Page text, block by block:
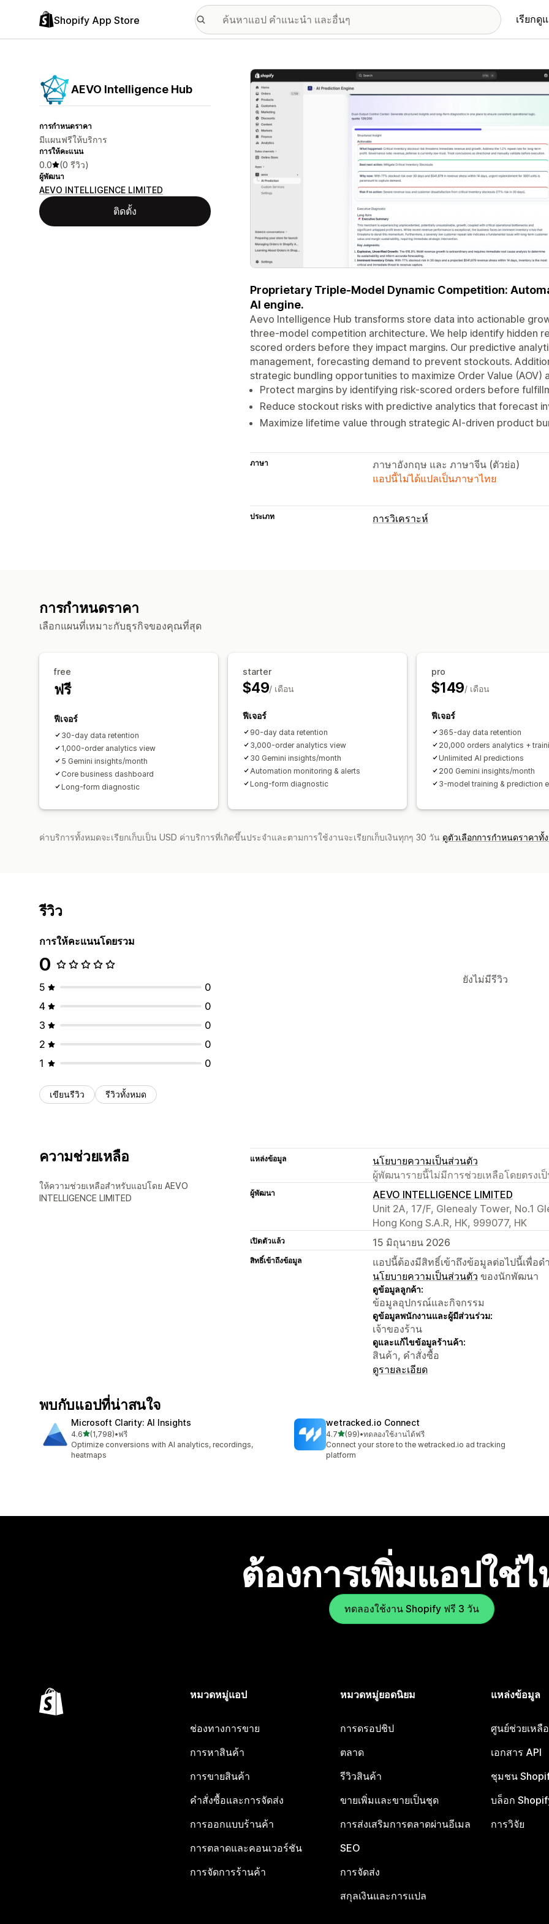
Shopify App Store เรียกดู
AEVO Intelligence Hub
การกำหนดราคา
มีแผนฟรีให้บริการ
การให้คะแนน
0.0 (0 รีวิว)
ผู้พัฒนา
AEVO INTELLIGENCE LIMITED
ติดตั้ง
แกลเลอรีรูปภาพที่แสดง
Proprietary Triple-Model Dynamic Competition:
AI engine.
Aevo Intelligence Hub transforms store data into actionable
three-model competition architecture. We help identify hidden
scored orders before they impact margins. Our predictive
management, forecasting demand to prevent stockouts.
strategic bundling opportunities to maximize Order Value (AOV)
Protect margins by identifying risk-scored orders before
Reduce stockout risks with predictive analytics that forecast
Maximize lifetime value through strategic AI-driven product
ภาษา
ภาษาอังกฤษ และ ภาษาจีน (ตัวย่อ)
แอปนี้ไม่ได้แปลเป็นภาษาไทย
ประเภท การวิเคราะห์
การกำหนดราคา
เลือกแผนที่เหมาะกับธุรกิจของคุณที่สุด
free
ฟรี
ฟีเจอร์
30-day data retention
1,000-order analytics view
5 Gemini insights/month
Core business dashboard
Long-form diagnostic
starter
$49/ เดือน
ฟีเจอร์
90-day data retention
3,000-order analytics view
30 Gemini insights/month
Automation monitoring & alerts
Long-form diagnostic
pro
$149/ เดือน
ฟีเจอร์
365-day data retention
20,000 orders analytics +
Unlimited AI predictions
200 Gemini insights/month
3-model training & prediction
ค่าบริการทั้งหมดจะเรียกเก็บเป็น USD ค่าบริการที่เกิดขึ้นประจำและตามการใช้งานจะเรียกเก็บเงินทุกๆ 30 วัน ดูตัวเลือกการกำหนดราคาทั้
รีวิว
การให้คะแนนโดยรวม
0
5
0
4
0
3
0
2
0
1
0
เขียนรีวิว รีวิวทั้งหมด
ยังไม่มีรีวิว
ความช่วยเหลือ
ให้ความช่วยเหลือสำหรับแอปโดย AEVO
INTELLIGENCE LIMITED
แหล่งข้อมูล
นโยบายความเป็นส่วนตัว
ผู้พัฒนารายนี้ไม่มีการช่วยเหลือโดยตรงเ
ผู้พัฒนา
AEVO INTELLIGENCE LIMITED
Unit 2A, 17/F, Glenealy Tower, No.1
Hong Kong S.A.R, HK, 999077, HK
เปิดตัวแล้ว 15 มิถุนายน 2026
สิทธิ์เข้าถึงข้อมูล
แอปนี้ต้องมีสิทธิ์เข้าถึงข้อมูลต่อไปนี้เพื่อ
นโยบายความเป็นส่วนตัว ของนักพัฒนา
ดูข้อมูลลูกค้า:
ข้อมูลอุปกรณ์และกิจกรรม
ดูข้อมูลพนักงานและผู้มีส่วนร่วม:
เจ้าของร้าน
ดูและแก้ไขข้อมูลร้านค้า:
สินค้า, คำสั่งซื้อ
ดูรายละเอียด
พบกับแอปที่น่าสนใจ
Microsoft Clarity: AI Insights
4.6เต็ม 5 ดาว
(1,798)
ทั้งหมด 1798 รีวิว
•ฟรี
Optimize conversions with AI analytics, recordings,
heatmaps
wetracked.io Connect
4.7เต็ม 5 ดาว
(99)
ทั้งหมด 99 รีวิว
•ทดลองใช้งานได้ฟรี
Connect your store to the wetracked.io ad tracking
platform
ต้องการเพิ่มแอปใช่
ทดลองใช้งาน Shopify ฟรี 3 วัน
หมวดหมู่แอป
ช่องทางการขาย
การหาสินค้า
การขายสินค้า
คำสั่งซื้อและการจัดส่ง
การออกแบบร้านค้า
การตลาดและคอนเวอร์ชัน
การจัดการร้านค้า
หมวดหมู่ยอดนิยม
การดรอปชิป
ตลาด
รีวิวสินค้า
ขายเพิ่มและขายเป็นชุด
การส่งเสริมการตลาดผ่านอีเมล
SEO
การจัดส่ง
สกุลเงินและการแปล
แหล่งข้อมูล
ศูนย์ช่วยเหลื
เอกสาร API
ชุมชน
บล็อก
การวิจัย